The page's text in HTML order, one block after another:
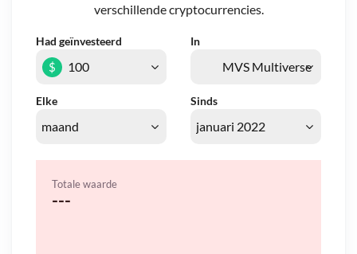
verschillende cryptocurrencies.
Had geïnvesteerd In
Elke Sinds
$
Totale waarde
---